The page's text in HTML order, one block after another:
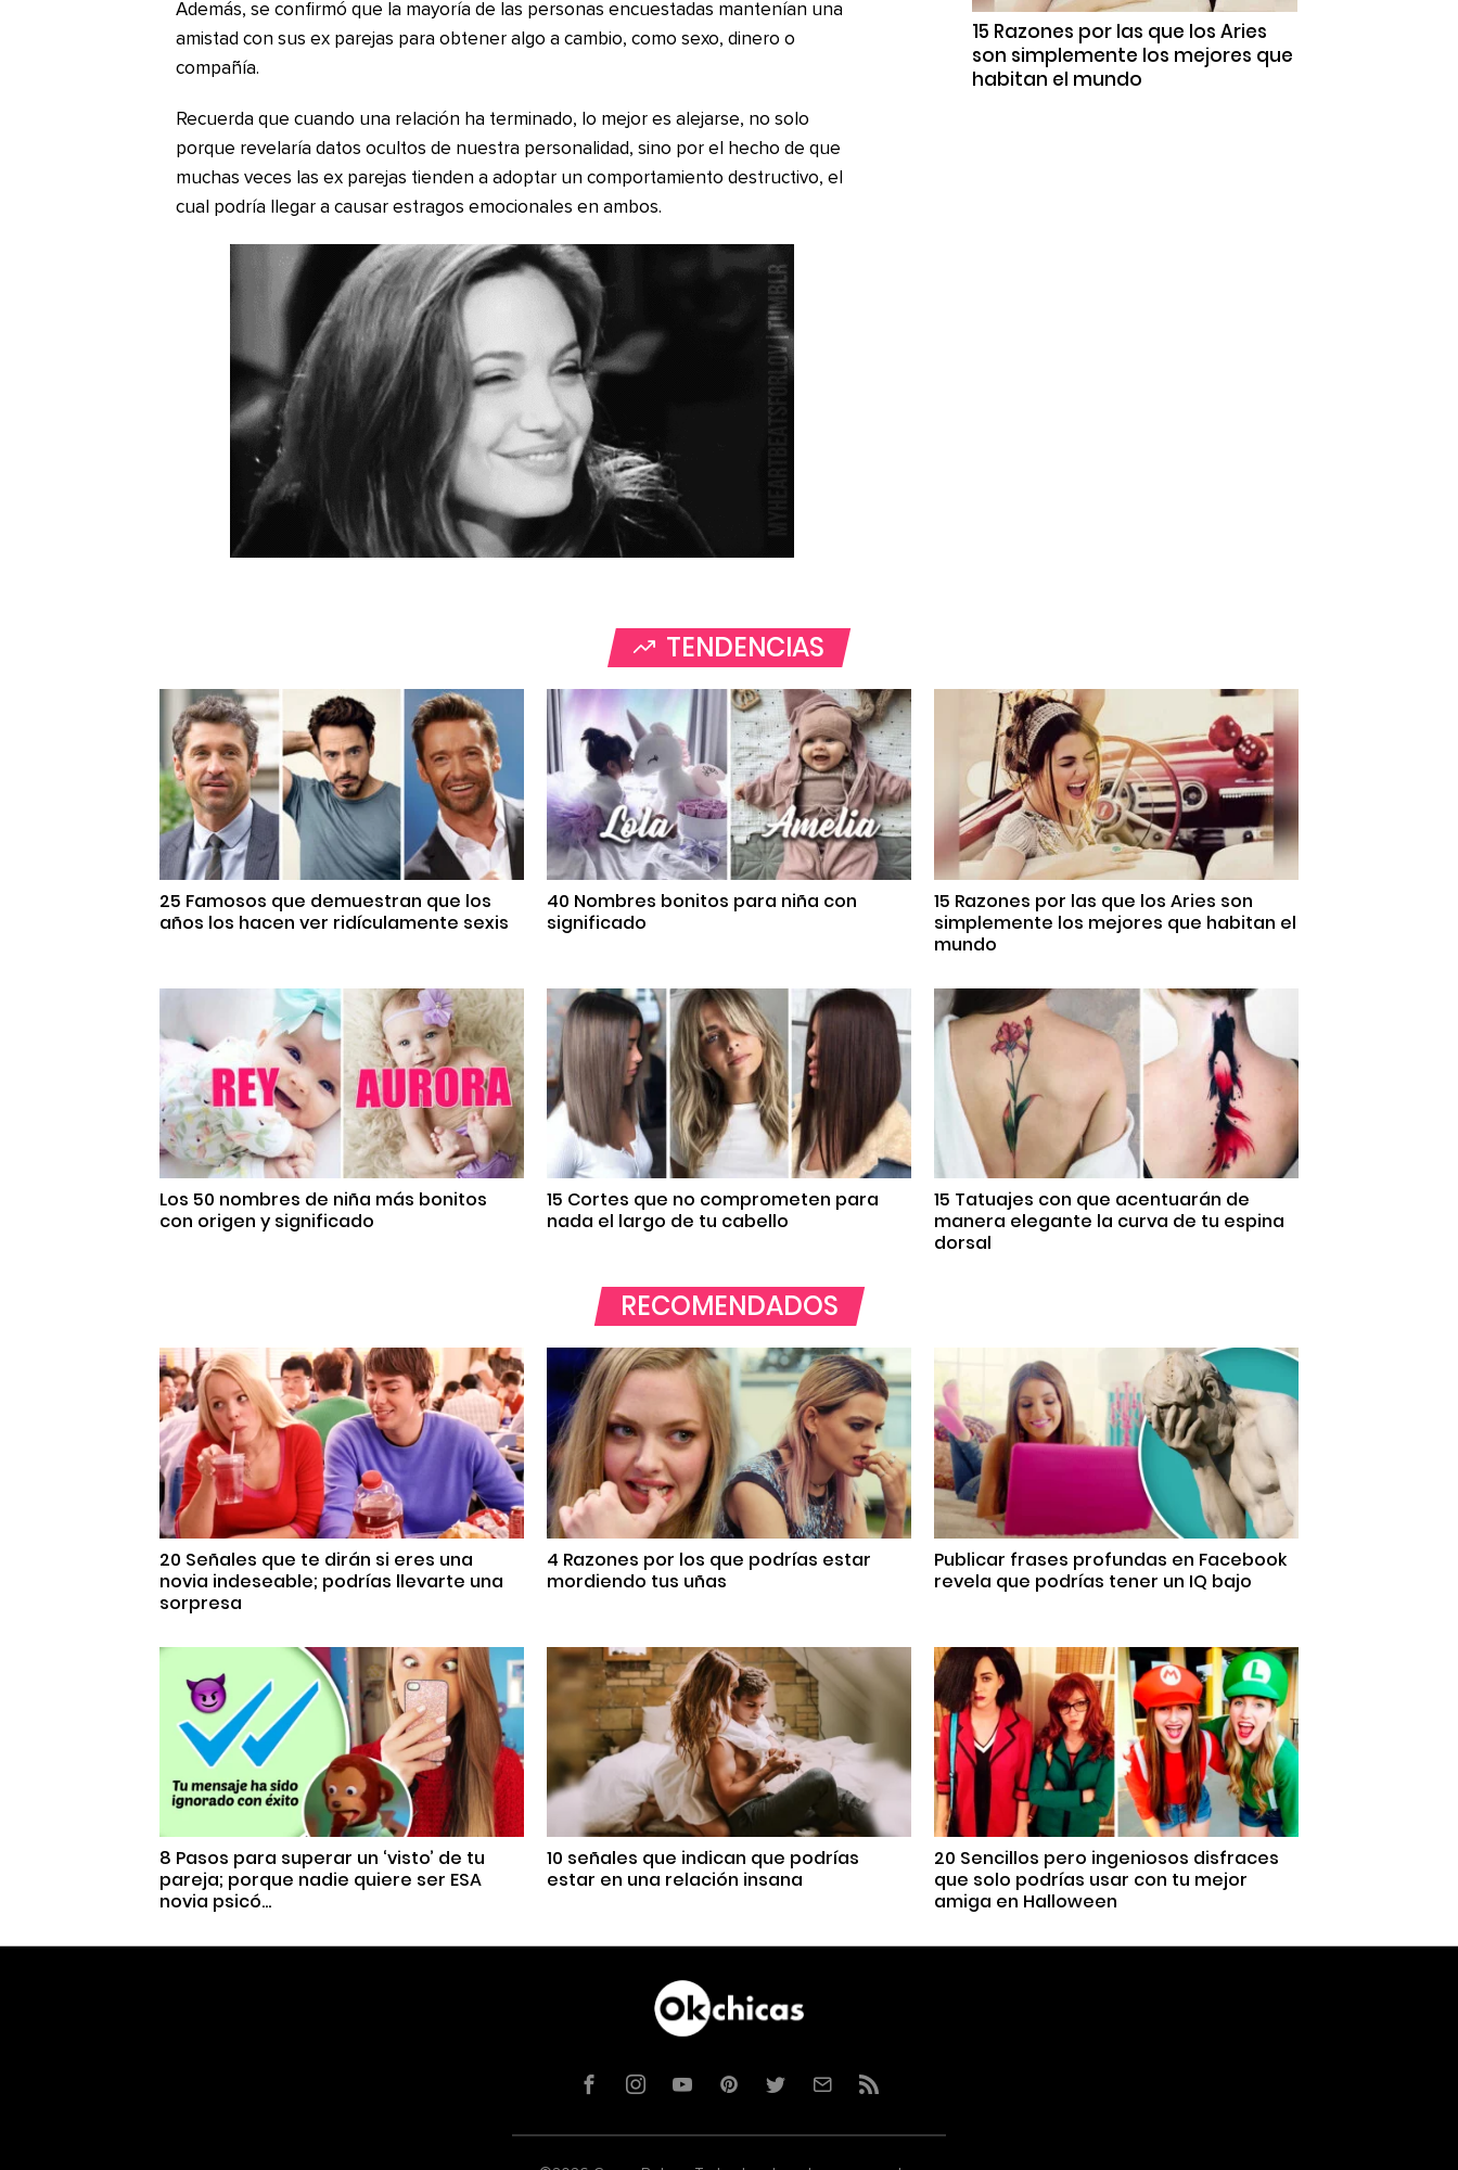
Además, se confirmó que la mayoría de las personas encuestadas mantenían una
amistad con sus ex parejas para obtener algo a cambio, como sexo, dinero o
compañía.
Recuerda que cuando una relación ha terminado, lo mejor es alejarse, no solo
porque revelaría datos ocultos de nuestra personalidad, sino por el hecho de que
muchas veces las ex parejas tienden a adoptar un comportamiento destructivo, el
cual podría llegar a causar estragos emocionales en ambos.
15 Razones por las que los Aries
son simplemente los mejores que
habitan el mundo
TENDENCIAS
25 Famosos que demuestran que los
años los hacen ver ridículamente sexis
40 Nombres bonitos para niña con
significado
15 Razones por las que los Aries son
simplemente los mejores que habitan el
mundo
Los 50 nombres de niña más bonitos
con origen y significado
15 Cortes que no comprometen para
nada el largo de tu cabello
15 Tatuajes con que acentuarán de
manera elegante la curva de tu espina
dorsal
RECOMENDADOS
20 Señales que te dirán si eres una
novia indeseable; podrías llevarte una
sorpresa
4 Razones por los que podrías estar
mordiendo tus uñas
Publicar frases profundas en Facebook
revela que podrías tener un IQ bajo
8 Pasos para superar un ‘visto’ de tu
pareja; porque nadie quiere ser ESA
novia psicó...
10 señales que indican que podrías
estar en una relación insana
20 Sencillos pero ingeniosos disfraces
que solo podrías usar con tu mejor
amiga en Halloween
FacebookInstagramYouTubePinterestTwitterCorreoRSS